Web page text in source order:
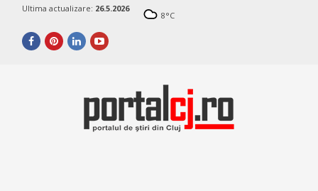
Ultima actualizare: 26.5.2026
8°C